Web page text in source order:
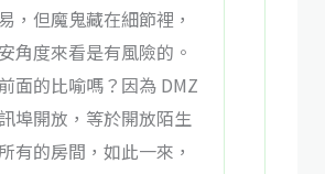
，但魔鬼藏在細節裡，
角度來看是有風險的。
面的比喻嗎？因為 DMZ
埠開放，等於開放陌生
有的房間，如此一來，